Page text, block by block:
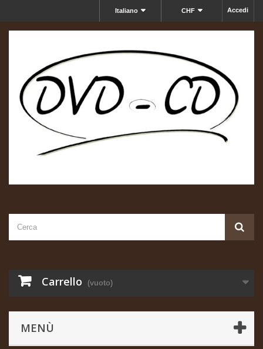
Accedi
CHF
Italiano
Carrello (vuoto)
MENÙ